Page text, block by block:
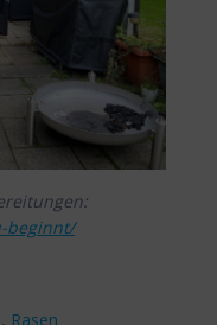
beginnt/
, Rasen